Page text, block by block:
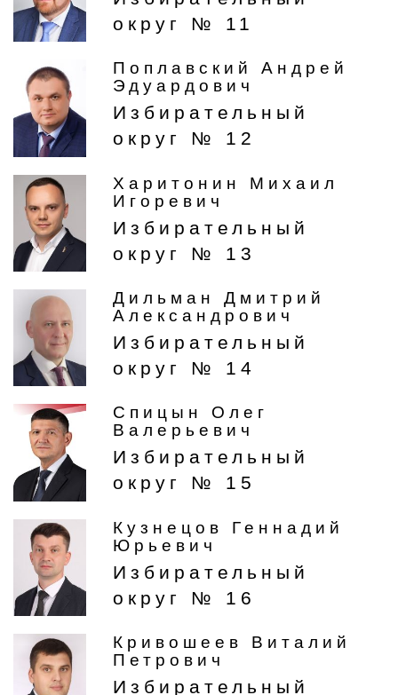
округ № 11
Поплавский Андрей
Эдуардович
Избирательный
округ № 12
Харитонин Михаил
Игоревич
Избирательный
округ № 13
Дильман Дмитрий
Александрович
Избирательный
округ № 14
Спицын Олег
Валерьевич
Избирательный
округ № 15
Кузнецов Геннадий
Юрьевич
Избирательный
округ № 16
Кривошеев Виталий
Петрович
Избирательный